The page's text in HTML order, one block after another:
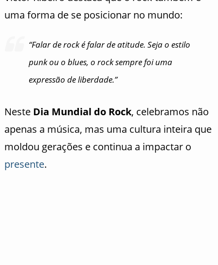
uma forma de se posicionar no mundo:
“Falar de rock é falar de atitude. Seja o estilo
punk ou o blues, o rock sempre foi uma
expressão de liberdade.”
Neste Dia Mundial do Rock, celebramos não
apenas a música, mas uma cultura inteira que
moldou gerações e continua a impactar o
presente.